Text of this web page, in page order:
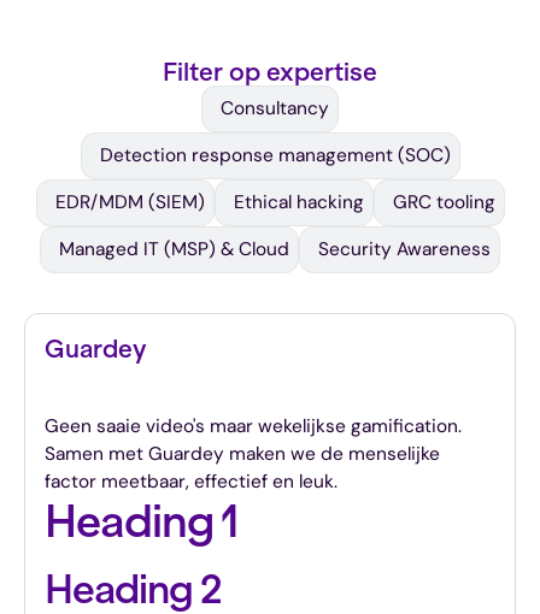
Filter op expertise
Consultancy
Detection response management (SOC)
EDR/MDM (SIEM)
Ethical hacking
GRC tooling
Managed IT (MSP) & Cloud
Security Awareness
Guardey
Geen saaie video's maar wekelijkse gamification.
Samen met Guardey maken we de menselijke
factor meetbaar, effectief en leuk.
Heading 1
Heading 2